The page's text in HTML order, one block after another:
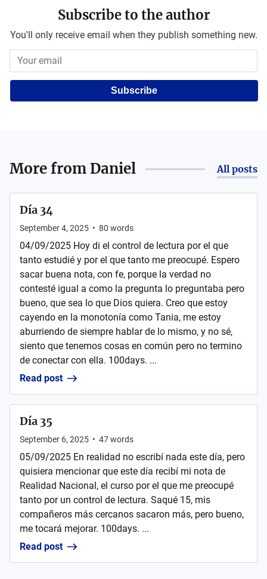
Subscribe to the author
You'll only receive email when they publish something new.
Subscribe
More from Daniel All posts
Día 34
September 4, 2025 • 80 words
04/09/2025 Hoy di el control de lectura por el que
tanto estudié y por el que tanto me preocupé. Espero
sacar buena nota, con fe, porque la verdad no
contesté igual a como la pregunta lo preguntaba pero
bueno, que sea lo que Dios quiera. Creo que estoy
cayendo en la monotonía como Tania, me estoy
aburriendo de siempre hablar de lo mismo, y no sé,
siento que tenemos cosas en común pero no termino
de conectar con ella. 100days. ...
Read post
Día 35
September 6, 2025 • 47words
05/09/2025 En realidad no escribí nada este día, pero
quisiera mencionar que este día recibí mi nota de
Realidad Nacional, el curso por el que me preocupé
tanto por un control de lectura. Saqué 15, mis
compañeros más cercanos sacaron más, pero bueno,
me tocará mejorar. 100days. ...
Read post